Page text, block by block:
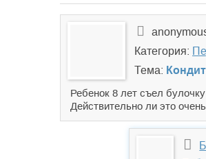
Категория:
Тема:
Ребенок 8 лет съел
Действительно ли это